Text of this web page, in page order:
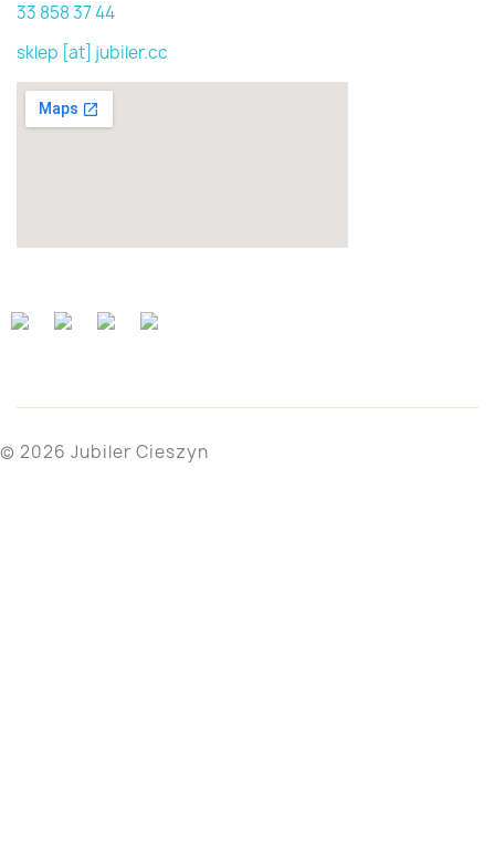
33 858 37 44
sklep [at] jubiler.cc
© 2026 Jubiler Cieszyn